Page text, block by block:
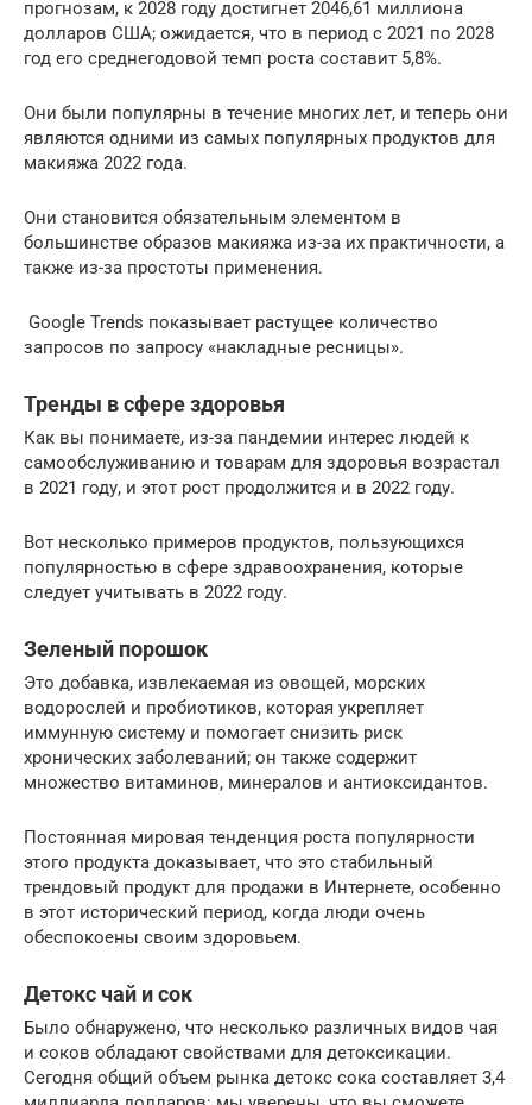
прогнозам, к 2028 году достигнет 2046,61 миллиона
долларов США; ожидается, что в период с 2021 по 2028
год его среднегодовой темп роста составит 5,8%.
Они были популярны в течение многих лет, и теперь они
являются одними из самых популярных продуктов для
макияжа 2022 года.
Они становится обязательным элементом в
большинстве образов макияжа из-за их практичности, а
также из-за простоты применения.
Google Trends показывает растущее количество
запросов по запросу «накладные ресницы».
Тренды в сфере здоровья
Как вы понимаете, из-за пандемии интерес людей к
самообслуживанию и товарам для здоровья возрастал
в 2021 году, и этот рост продолжится и в 2022 году.
Вот несколько примеров продуктов, пользующихся
популярностью в сфере здравоохранения, которые
следует учитывать в 2022 году.
Зеленый порошок
Это добавка, извлекаемая из овощей, морских
водорослей и пробиотиков, которая укрепляет
иммунную систему и помогает снизить риск
хронических заболеваний; он также содержит
множество витаминов, минералов и антиоксидантов.
Постоянная мировая тенденция роста популярности
этого продукта доказывает, что это стабильный
трендовый продукт для продажи в Интернете, особенно
в этот исторический период, когда люди очень
обеспокоены своим здоровьем.
Детокс чай и сок
Было обнаружено, что несколько различных видов чая
и соков обладают свойствами для детоксикации.
Сегодня общий объем рынка детокс сока составляет 3,4